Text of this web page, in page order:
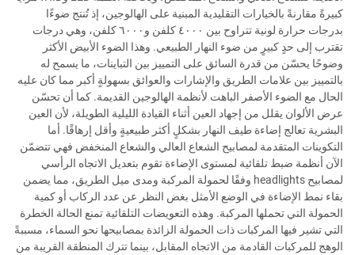
كبيرةً مقارنةً بالخيارات التقليدية المبنية على الهالوجين، إذ تُنتج ضوءًا
بدرجات حرارة لونية تتراوح بين ٤٠٠٠ كلفن و٦٠٠٠ كلفن، وهي درجات
تقترب إلى حدٍ كبيرٍ من ضوء النهار الطبيعي. وهذا الضوء الأبيض الأكثر
وضوحًا يحسّن من قدرة السائق على التمييز بين التباينات، ما يسمح له
بالتمييز بين علامات الطريق والإشارات والعوائق بسهولةٍ أكبر مما كان عليه
الحال مع الضوء الأصفر الباهت لأنظمة الهالوجين القديمة. كما أن تحسّن
عرض الألوان يقلل من إجهاد العين أثناء القيادة الليلية الطويلة، لأن العين
البشرية تعالج إضاءة طيف النهار بشكلٍ أكثر طبيعيةٍ وأقل إرهاقًا. أما
التكوينات المتقدمة لمصابيح الشعاع العالي والشعاع المنخفض فهي تتضمّن
الآن أنظمة ضبط تلقائية لمستوى الإضاءة تقوم بتعديل الاتجاه الرأسي
لمصابيح headlights وفقًا لحمولة المركبة ومدى ميل الطريق، مما يضمن
بقاء نمط الإضاءة في الوضع الأمثل بغض النظر عن عدد الركاب أو كمية
الحمولة التي تحملها المركبة. وهذه التعويضات التلقائية تمنع الحالة الخطرة
التي تشير فيها المركبات ذات الحمولة الزائدة بمصابيحها نحو السماء، مسببةً
الوهج للمركبات القادمة من الاتجاه المقابل، بينما تترك المنطقة القريبة من